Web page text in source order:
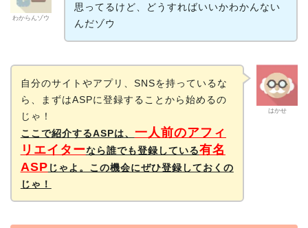
わからんゾウ
思ってるけど、どうすればいいかわかんない
んだゾウ
はかせ
自分のサイトやアプリ、SNSを持っているな
ら、まずはASPに登録することから始めるの
じゃ！
ここで紹介するASPは、 一人前のアフィ
リエイターなら誰でも登録している有名
ASP じゃよ。この機会にぜひ登録しておくの
じゃ！